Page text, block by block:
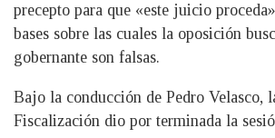
precepto para que «este juicio
bases sobre las cuales la oposición
gobernante son falsas.
Bajo la conducción de Pedro Velasco,
Fiscalización dio por terminada la